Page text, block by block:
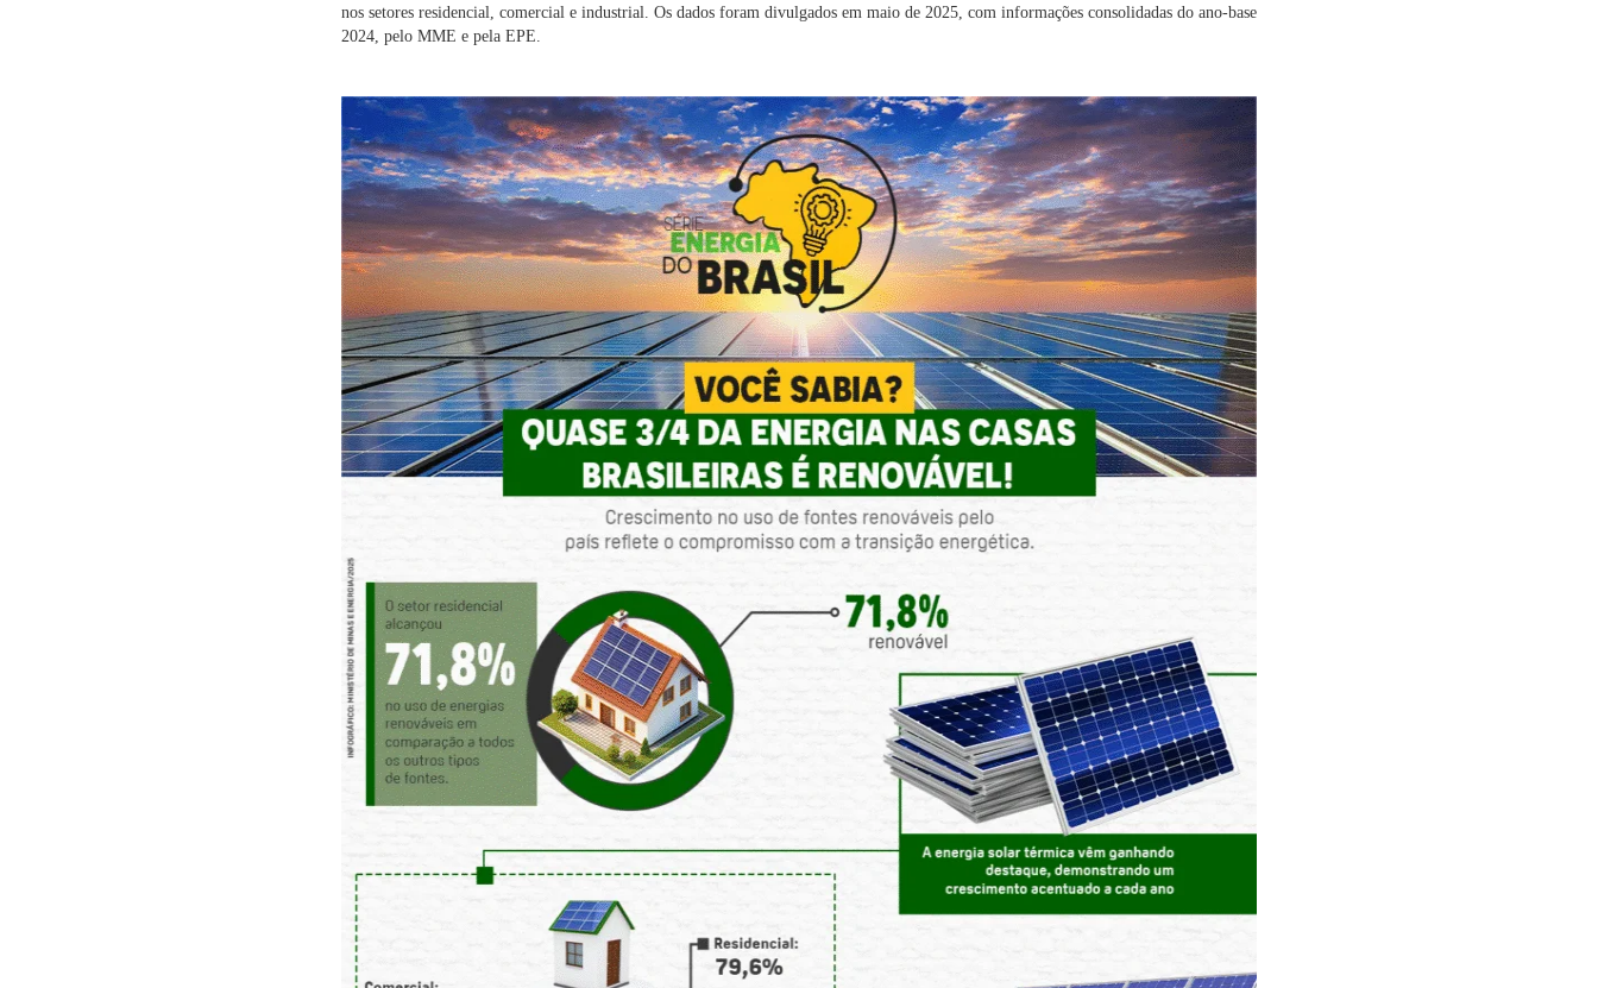
nos setores residencial, comercial e industrial. Os dados foram divulgados em maio de 2025, com informações consolidadas do ano-base
2024, pelo MME e pela EPE.